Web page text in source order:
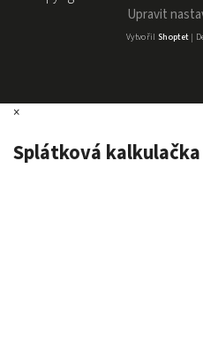
Upravit
Vytvořil Shoptet|
×
Splátková kalkulačka